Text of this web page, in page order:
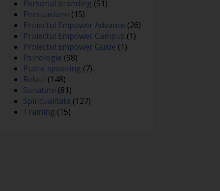
Personal branding (51)
Persuasiune (15)
Proiectul Empower Advance (26)
Proiectul Empower Campus (1)
Proiectul Empower Guide (1)
Psihologie (98)
Public speaking (7)
Relatii (148)
Sanatate (81)
Spiritualitate (127)
Training (15)